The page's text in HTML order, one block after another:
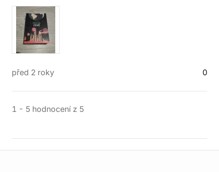
před 2 roky 0
1 - 5 hodnocení z 5